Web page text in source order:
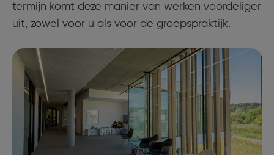
termijn komt deze manier van werken voordeliger
uit, zowel voor u als voor de groepspraktijk.